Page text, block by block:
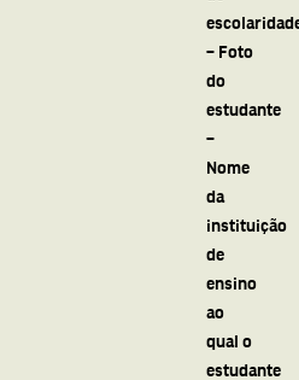
– Foto
do
estudante
–
Nome
da
instituição
de
ensino
ao
qual o
estudante